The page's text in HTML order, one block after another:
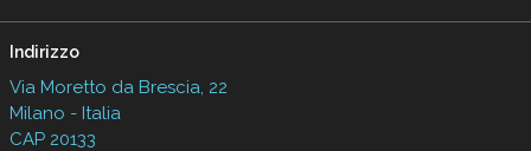
Indirizzo
Via Moretto da Brescia, 22
Milano - Italia
CAP 20133